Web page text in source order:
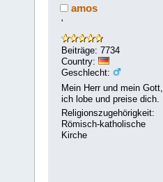
amos
'
Beiträge: 7734
Country:
Geschlecht:
Mein Herr und mein Gott,
ich lobe und preise dich.
Religionszugehörigkeit:
Römisch-katholische
Kirche